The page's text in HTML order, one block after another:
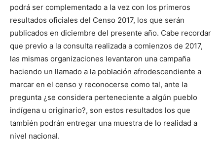
podrá ser complementado a la vez con los primeros
resultados oficiales del Censo 2017, los que serán
publicados en diciembre del presente año. Cabe recordar
que previo a la consulta realizada a comienzos de 2017,
las mismas organizaciones levantaron una campaña
haciendo un llamado a la población afrodescendiente a
marcar en el censo y reconocerse como tal, ante la
pregunta ¿se considera perteneciente a algún pueblo
indígena u originario?, son estos resultados los que
también podrán entregar una muestra de lo realidad a
nivel nacional.